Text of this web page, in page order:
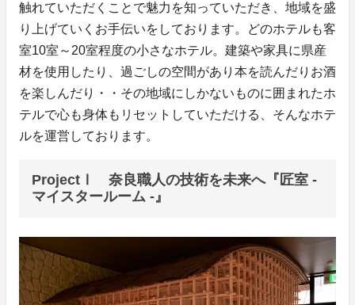
触れていただくことで魅力を知っていただき、地域を盛
り上げていくお手伝いをしております。どのホテルも客
室10室～20室程度の小さなホテル。建築や家具に県産
材を使用したり、過ごしの空間があり本を読んだりお酒
を楽しんだり・・その地域にしかないものに囲まれたホ
テルで心も身体もリセットしていただける、そんなホテ
ルを運営しております。
ProjectⅠ 奈良職人の技術を未来へ『匠室 -
マイスタールーム -』